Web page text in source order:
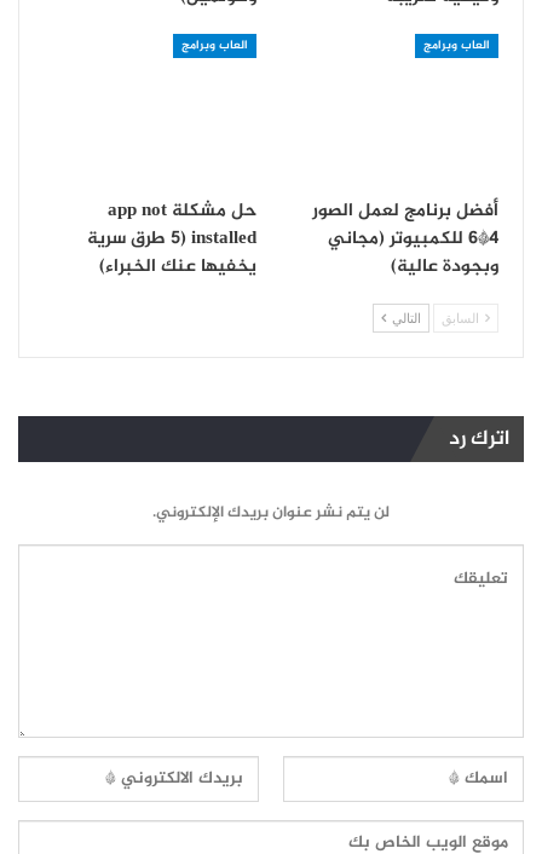
العاب وبرامج
أفضل برنامج لعمل الصور
4*6 للكمبيوتر (مجاني
وبجودة عالية)
العاب وبرامج
حل مشكلة app not
installed (5 طرق سرية
يخفيها عنك الخبراء)
السابق التالي
اترك رد
لن يتم نشر عنوان بريدك الإلكتروني.